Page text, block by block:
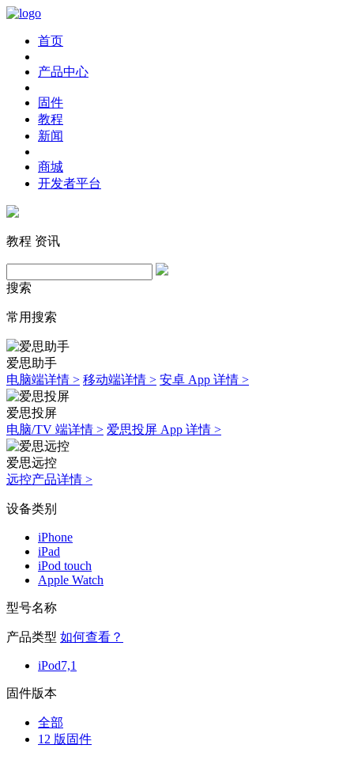
首页
产品中心
固件
教程
新闻
商城
开发者平台
教程 资讯
搜索
常用搜索
爱思助手
电脑端详情 > 移动端详情 > 安卓 App 详情 >
爱思投屏
电脑/TV 端详情 > 爱思投屏 App 详情 >
爱思远控
远控产品详情 >
设备类别
iPhone
iPad
iPod touch
Apple Watch
型号名称
产品类型 如何查看？
iPod7,1
固件版本
全部
12 版固件